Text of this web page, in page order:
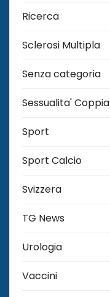
Ricerca
Sclerosi Multipla
Senza categoria
Sessualita' Coppia
Sport
Sport Calcio
Svizzera
TG News
Urologia
Vaccini